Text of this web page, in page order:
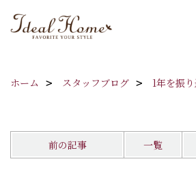
ホーム スタッフブログ 1年を振
前の記事 一覧